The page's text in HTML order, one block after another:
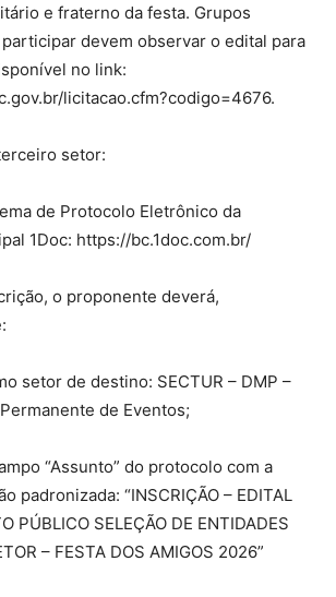
e fraterno da festa. Grupos
devem observar o edital para
no link:
licitacao.cfm?codigo=4676.
setor:
de Protocolo Eletrônico da
1Doc: https://bc.1doc.com.br/
o proponente deverá,
setor de destino: SECTUR – DMP –
de Eventos;
“Assunto” do protocolo com a
padronizada: “INSCRIÇÃO – EDITAL
PÚBLICO SELEÇÃO DE ENTIDADES
– FESTA DOS AMIGOS 2026”